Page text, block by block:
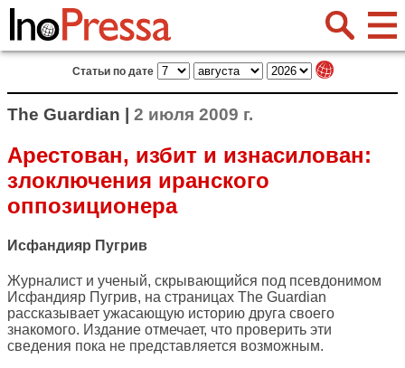
Статьи по дате
The Guardian | 2 июля 2009 г.
Арестован, избит и изнасилован:
злоключения иранского
оппозиционера
Исфандияр Пугрив
Журналист и ученый, скрывающийся под псевдонимом
Исфандияр Пугрив, на страницах The Guardian
рассказывает ужасающую историю друга своего
знакомого. Издание отмечает, что проверить эти
сведения пока не представляется возможным.